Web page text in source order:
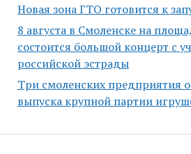
Новая зона ГТО готовится к
8 августа в Смоленске на
состоится большой концерт с
российской эстрады
Три смоленских предприятия
выпуска крупной партии